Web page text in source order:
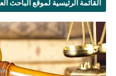
القائمة الرئيسية لموقع الباحث